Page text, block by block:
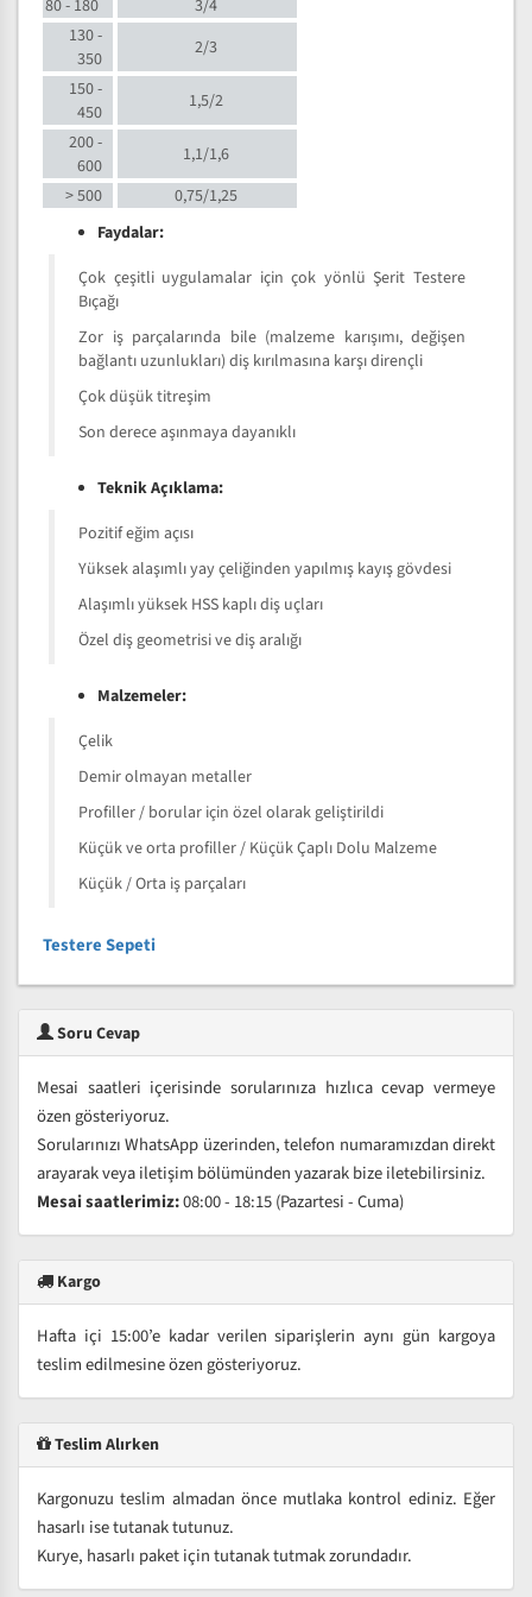
80 - 180
3/4
130 -
350
2/3
150 -
450
1,5/2
200 -
600
1,1/1,6
> 500
0,75/1,25
Faydalar:
Çok çeşitli uygulamalar için çok yönlü Şerit Testere
Bıçağı
Zor iş parçalarında bile (malzeme karışımı, değişen
bağlantı uzunlukları) diş kırılmasına karşı dirençli
Çok düşük titreşim
Son derece aşınmaya dayanıklı
Teknik Açıklama:
Pozitif eğim açısı
Yüksek alaşımlı yay çeliğinden yapılmış kayış gövdesi
Alaşımlı yüksek HSS kaplı diş uçları
Özel diş geometrisi ve diş aralığı
Malzemeler:
Çelik
Demir olmayan metaller
Profiller / borular için özel olarak geliştirildi
Küçük ve orta profiller / Küçük Çaplı Dolu Malzeme
Küçük / Orta iş parçaları
Testere Sepeti
Soru Cevap
Mesai saatleri içerisinde sorularınıza hızlıca cevap vermeye
özen gösteriyoruz.
Sorularınızı WhatsApp üzerinden, telefon numaramızdan direkt
arayarak veya iletişim bölümünden yazarak bize iletebilirsiniz.
Mesai saatlerimiz:08:00 - 18:15 (Pazartesi - Cuma)
Kargo
Hafta içi 15:00’e kadar verilen siparişlerin aynı gün kargoya
teslim edilmesine özen gösteriyoruz.
Teslim Alırken
Kargonuzu teslim almadan önce mutlaka kontrol ediniz. Eğer
hasarlı ise tutanak tutunuz.
Kurye, hasarlı paket için tutanak tutmak zorundadır.